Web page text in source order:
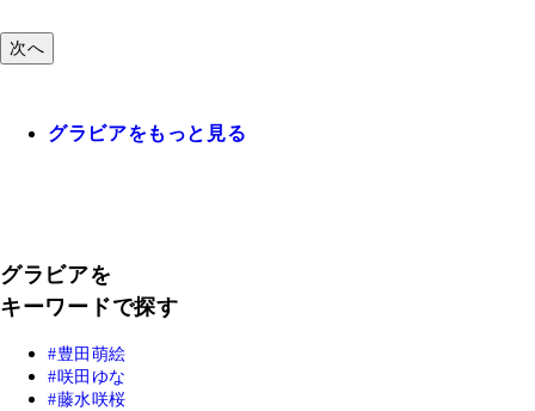
次へ
グラビアをもっと見る
グラビアを
キーワードで探す
豊田萌絵
咲田ゆな
藤水咲桜